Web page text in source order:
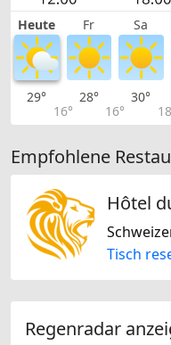
Heute Fr Sa
29°
16°
28°
16°
30°
Empfohlene
Hôtel
Tisch
Regenradar